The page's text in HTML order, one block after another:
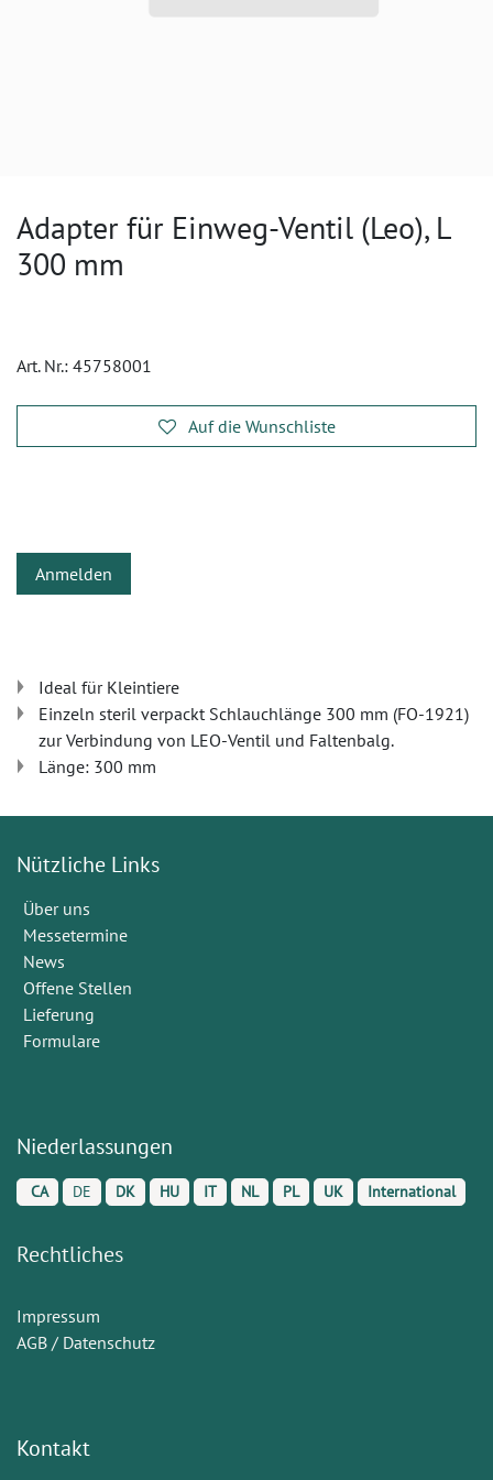
Adapter für Einweg-Ventil (Leo), L
300 mm
Art. Nr.: 45758001
Auf die Wunschliste
Anmelden
Ideal für Kleintiere
Einzeln steril verpackt Schlauchlänge 300 mm (FO-1921)
zur Verbindung von LEO-Ventil und Faltenbalg.
Länge: 300 mm
Nützliche Links
Über uns
Messetermine
News
Offene Stellen
Lieferung
Formulare
Niederlassungen
CA DE DK HU IT NL PL UK International
Rechtliches
Impressum
AGB / Datenschutz
Kontakt